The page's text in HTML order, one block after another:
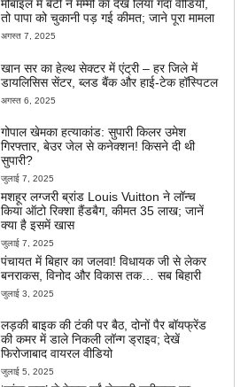
मोबाइल में बेटी ने मम्मी का देख लिया गंदा वीडियो,
तो पापा को चुकानी पड़ गई कीमत; जाने पूरा मामला
अगस्त 7, 2025
खान सर का हेल्थ सेक्टर में एंट्री – हर जिले में
डायलिसिस सेंटर, ब्लड बैंक और हाई-टेक हॉस्पिटल
अगस्त 6, 2025
गोपाल खेमका हत्याकांड: सुपारी किलर उमेश
गिरफ्तार, बेउर जेल से कनेक्शन! किसने दी थी
सुपारी?
जुलाई 7, 2025
मशहूर लग्जरी ब्रांड Louis Vuitton ने लॉन्च
किया ऑटो रिक्शा हैंडबैग, कीमत 35 लाख; जानें
क्या है इसमें खास
जुलाई 7, 2025
पंचायत में बिहार का जलवा! विधायक जी से लेकर
बनराकस, विनोद और विकास तक… सब बिहारी
जुलाई 3, 2025
लड़की बाइक की टंकी पर बैठ, दोनों पैर बॉयफ्रेंड
की कमर में डाले निकली लॉन्ग ड्राइव; देखें
फिरोजाबाद वायरल वीडियो
जुलाई 5, 2025